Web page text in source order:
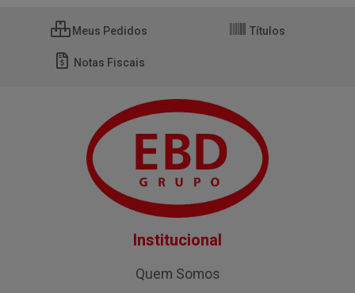
Meus Pedidos Títulos
Notas Fiscais
Institucional
Quem Somos